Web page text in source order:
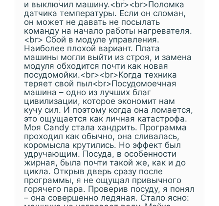
и выключил машину.<br><br>Поломка
датчика температуры. Если он сломан,
он может не давать не посылать
команду на начало работы нагревателя.
<br> Сбой в модуле управления.
Наиболее плохой вариант. Плата
машины могли выйти из строя, и замена
модуля обходится почти как новая
посудомойки.<br><br>Когда техника
теряет свой пыл<br>Посудомоечная
машина – одно из лучших благ
цивилизации, которое экономит нам
кучу сил. И поэтому когда она ломается,
это ощущается как личная катастрофа.
Моя Candy стала хандрить. Программа
проходил как обычно, она сливалась,
коромысла крутились. Но эффект был
удручающим. Посуда, в особенности
жирная, была почти такой же, как и до
цикла. Открыв дверь сразу после
программы, я не ощущал привычного
горячего пара. Проверив посуду, я понял
– она совершенно ледяная. Стало ясно: